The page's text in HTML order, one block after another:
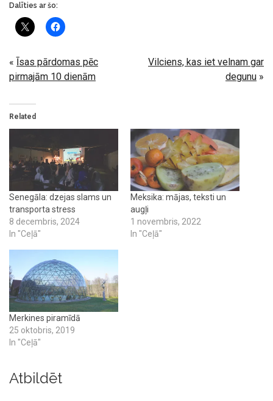
Dalīties ar šo:
« Īsas pārdomas pēc
pirmajām 10 dienām
Vilciens, kas iet velnam gar
degunu »
Related
Senegāla: dzejas slams un
transporta stress
8 decembris, 2024
In "Ceļā"
Meksika: mājas, teksti un
augļi
1 novembris, 2022
In "Ceļā"
Merkines piramīdā
25 oktobris, 2019
In "Ceļā"
Atbildēt